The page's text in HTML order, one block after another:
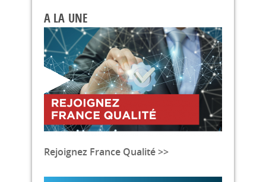
A LA UNE
Rejoignez France Qualité >>